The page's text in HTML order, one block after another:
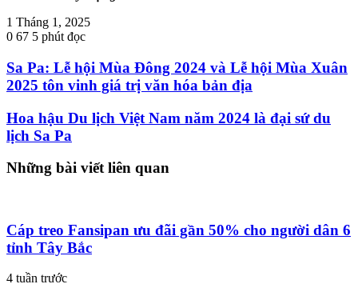
1 Tháng 1, 2025
0 67 5 phút đọc
Sa Pa: Lễ hội Mùa Đông 2024 và Lễ hội Mùa Xuân
2025 tôn vinh giá trị văn hóa bản địa
Hoa hậu Du lịch Việt Nam năm 2024 là đại sứ du
lịch Sa Pa
Những bài viết liên quan
Cáp treo Fansipan ưu đãi gần 50% cho người dân 6
tỉnh Tây Bắc
4 tuần trước